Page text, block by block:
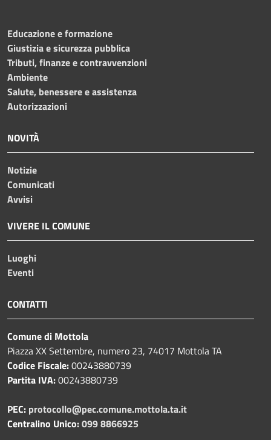
Educazione e formazione
Giustizia e sicurezza pubblica
Tributi, finanze e contravvenzioni
Ambiente
Salute, benessere e assistenza
Autorizzazioni
NOVITÀ
Notizie
Comunicati
Avvisi
VIVERE IL COMUNE
Luoghi
Eventi
CONTATTI
Comune di Mottola
Piazza XX Settembre, numero 23, 74017 Mottola TA
Codice Fiscale:00243880739
Partita IVA:00243880739
PEC: protocollo@pec.comune.mottola.ta.it
Centralino Unico:099 8866925